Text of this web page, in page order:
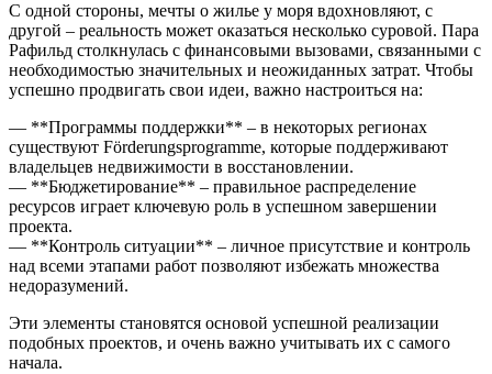
С одной стороны, мечты о жилье у моря вдохновляют, с
другой – реальность может оказаться несколько суровой. Пара
Рафильд столкнулась с финансовыми вызовами, связанными с
необходимостью значительных и неожиданных затрат. Чтобы
успешно продвигать свои идеи, важно настроиться на:
— **Программы поддержки** – в некоторых регионах
существуют Förderungsprogramme, которые поддерживают
владельцев недвижимости в восстановлении.
— **Бюджетирование** – правильное распределение
ресурсов играет ключевую роль в успешном завершении
проекта.
— **Контроль ситуации** – личное присутствие и контроль
над всеми этапами работ позволяют избежать множества
недоразумений.
Эти элементы становятся основой успешной реализации
подобных проектов, и очень важно учитывать их с самого
начала.